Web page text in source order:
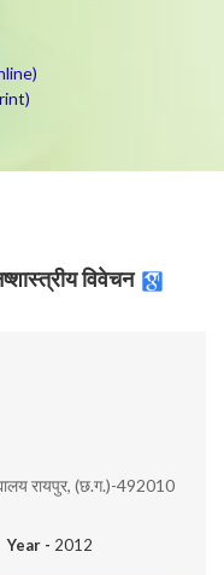
विवेचन
रायपुर, (छ.ग.)-492010
- 2012